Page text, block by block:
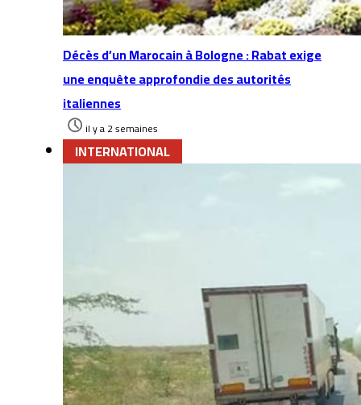
Décès d’un Marocain à Bologne : Rabat exige
une enquête approfondie des autorités
italiennes
il y a 2 semaines
INTERNATIONAL